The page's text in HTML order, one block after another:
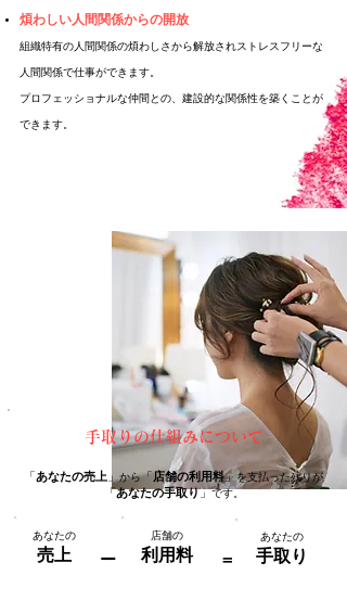
煩わしい人間関係からの開放
組織特有の人間関係の煩わしさから解放されストレスフリーな
人間関係で仕事ができます。
プロフェッショナルな仲間との、建設的な関係性を築くことが
できます。
手取りの仕組みについて
「あなたの売上 」から「店舗の利用料」を支払った残りが
「あなたの手取り」です。
あなたの
売上 ー
店舗の
利用料 ＝
あなたの
手取り